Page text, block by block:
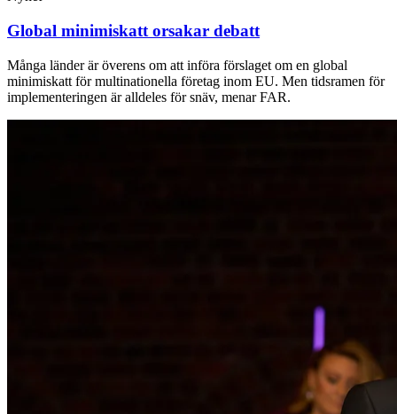
Global minimiskatt orsakar debatt
Många länder är överens om att införa förslaget om en global
minimiskatt för multinationella företag inom EU. Men tidsramen för
implementeringen är alldeles för snäv, menar FAR.